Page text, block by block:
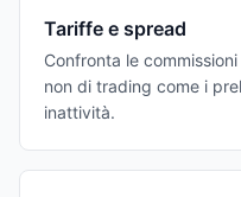
Tariffe e spread
Confronta le
non di trading come i
inattività.